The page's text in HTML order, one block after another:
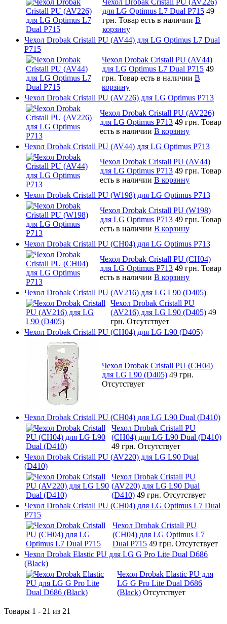
для LG Optimus L7 Dual P715 49
грн. Товар есть в наличии В
корзину
Чехол Drobak Cristall PU (AV44) для LG Optimus L7 Dual
P715
Чехол Drobak Cristall PU (AV44)
для LG Optimus L7 Dual P715 49
грн. Товар есть в наличии В
корзину
Чехол Drobak Cristall PU (AV226) для LG Optimus P713
Чехол Drobak Cristall PU (AV226)
для LG Optimus P713 49 грн. Товар
есть в наличии В корзину
Чехол Drobak Cristall PU (AV44) для LG Optimus P713
Чехол Drobak Cristall PU (AV44)
для LG Optimus P713 49 грн. Товар
есть в наличии В корзину
Чехол Drobak Cristall PU (W198) для LG Optimus P713
Чехол Drobak Cristall PU (W198)
для LG Optimus P713 49 грн. Товар
есть в наличии В корзину
Чехол Drobak Cristall PU (CH04) для LG Optimus P713
Чехол Drobak Cristall PU (CH04)
для LG Optimus P713 49 грн. Товар
есть в наличии В корзину
Чехол Drobak Cristall PU (AV216) для LG L90 (D405)
Чехол Drobak Cristall PU
(AV216) для LG L90 (D405) 49
грн. Отсутствует
Чехол Drobak Cristall PU (CH04) для LG L90 (D405)
Чехол Drobak Cristall PU (CH04)
для LG L90 (D405) 49 грн.
Отсутствует
Чехол Drobak Cristall PU (CH04) для LG L90 Dual (D410)
Чехол Drobak Cristall PU
(CH04) для LG L90 Dual (D410)
49 грн. Отсутствует
Чехол Drobak Cristall PU (AV220) для LG L90 Dual
(D410)
Чехол Drobak Cristall PU
(AV220) для LG L90 Dual
(D410) 49 грн. Отсутствует
Чехол Drobak Cristall PU (CH04) для LG Optimus L7 Dual
P715
Чехол Drobak Cristall PU
(CH04) для LG Optimus L7
Dual P715 49 грн. Отсутствует
Чехол Drobak Elastic PU для LG G Pro Lite Dual D686
(Black)
Чехол Drobak Elastic PU для
LG G Pro Lite Dual D686
(Black) Отсутствует
Товары 1 - 21 из 21